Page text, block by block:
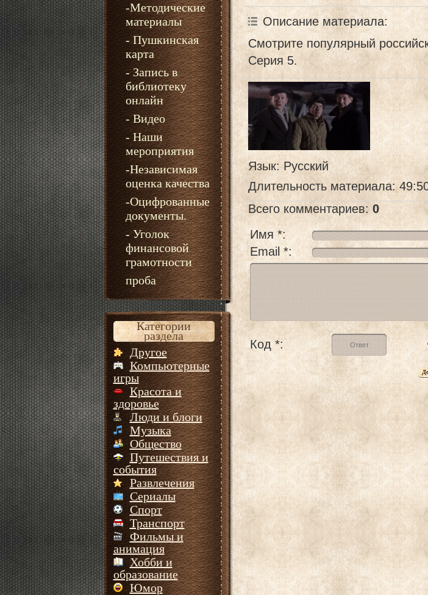
-Методические
материалы
- Пушкинская
карта
- Запись в
библиотеку
онлайн
- Видео
- Наши
мероприятия
-Независимая
оценка качества
-Оцифрованные
документы.
- Уголок
финансовой
грамотности
проба
Категории
раздела
Другое
Компьютерные
игры
Красота и
здоровье
Люди и блоги
Музыка
Общество
Путешествия и
события
Развлечения
Сериалы
Спорт
Транспорт
Фильмы и
анимация
Хобби и
образование
Юмор
Описание материала:
Смотрите популярный
Серия 5.
Язык: Русский
Длительность материала:
Всего комментариев: 0
Имя *:
Email *:
Код *: